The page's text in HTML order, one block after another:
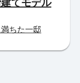
てモデル
ちた一邸